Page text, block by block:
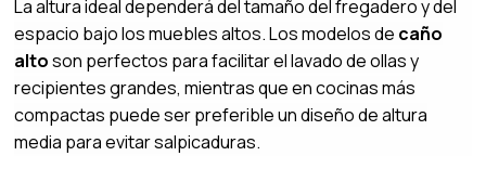
La altura ideal dependerá del tamaño del fregadero y del
espacio bajo los muebles altos. Los modelos de caño
altoson perfectos para facilitar el lavado de ollas y
recipientes grandes, mientras que en cocinas más
compactas puede ser preferible un diseño de altura
media para evitar salpicaduras.